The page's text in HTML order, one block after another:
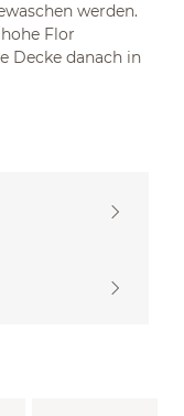
werden.
Flor
Decke danach in